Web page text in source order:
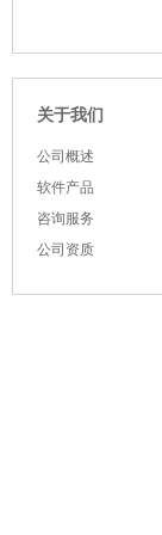
关于我们
公司概述
软件产品
咨询服务
公司资质